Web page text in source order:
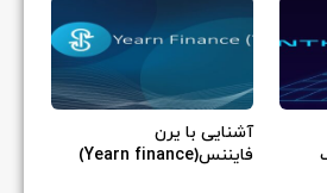
آشنایی با یرن
فایننس(Yearn finance)